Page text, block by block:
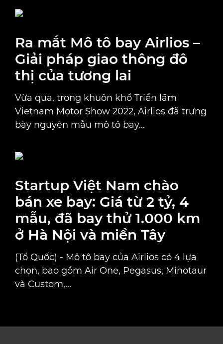
Ra mắt Mô tô bay Airlios –
Giải pháp giao thông đô
thị của tương lai
Vừa qua, trong khuôn khổ Triển lãm
Vietnam Motor Show 2022, Airlios đã trưng
bày nguyên mẫu mô tô bay...
Startup Việt Nam chào
bán xe bay: Giá từ 2 tỷ, 4
mẫu, đã bay thử 1.000 km
ở Hà Nội và miền Tây
(Tổ Quốc) - Mô tô bay của Airlios có 4 lựa
chọn, bao gồm Air One, Pegasus, Minotaur
và Custom,...